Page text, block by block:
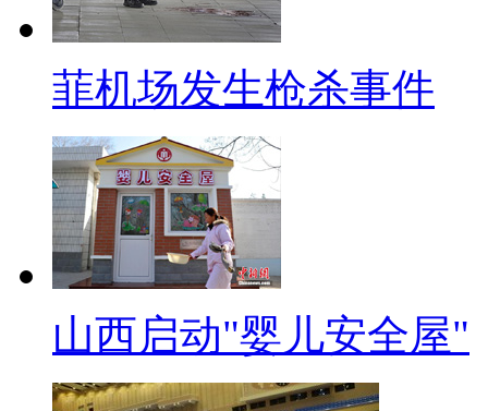
一名一年级小学生小敏，两次被
一次则是在操场上当着众师生
呢？他的同学介绍，因为小敏
学们还是认为，老师这样做“不
老师，没有编制，并非正式教
生身体伤害或许小一点，但是
共场合，当着全校师生的面对其
容，进而对学校、教师产生恐
【口播】有网友说，难道说
菲机场发生枪杀事件
山西启动"婴儿安全屋"